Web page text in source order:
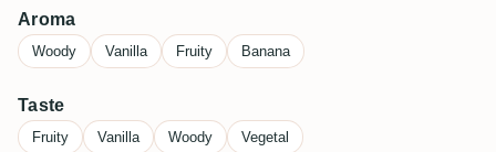
Aroma
Woody Vanilla Fruity Banana
Taste
Fruity Vanilla Woody Vegetal